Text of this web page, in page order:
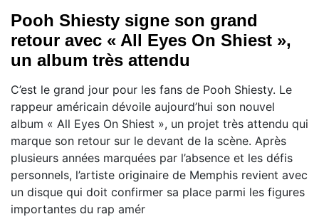
Pooh Shiesty signe son grand
retour avec « All Eyes On Shiest »,
un album très attendu
C’est le grand jour pour les fans de Pooh Shiesty. Le
rappeur américain dévoile aujourd’hui son nouvel
album « All Eyes On Shiest », un projet très attendu qui
marque son retour sur le devant de la scène. Après
plusieurs années marquées par l’absence et les défis
personnels, l’artiste originaire de Memphis revient avec
un disque qui doit confirmer sa place parmi les figures
importantes du rap amér